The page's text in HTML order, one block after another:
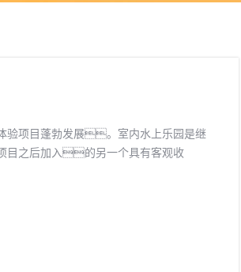
项目蓬勃发展。室内水上乐园是继
之后加入的另一个具有客观收